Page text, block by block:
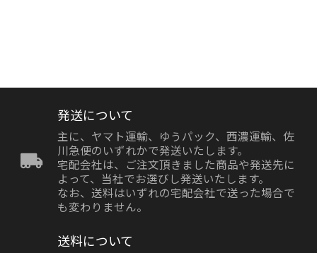
発送について
主に、ヤマト運輸、ゆうパック、西濃運輸、佐
川急便のいずれかで発送いたします。
宅配会社は、ご注文頂きました商品や発送先に
よって、当社でお選びし発送いたします。
なお、送料はいずれの宅配会社で送った場合で
も変わりません。
送料について